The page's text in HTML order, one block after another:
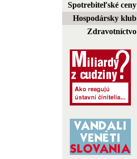
Spotrebiteľské ceny
Hospodársky klub
Zdravotníctvo